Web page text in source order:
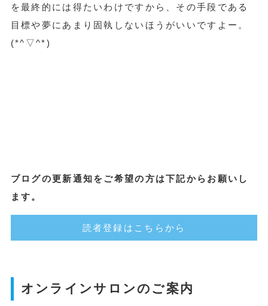
を最終的には得たいわけですから
、その手段である
目標や夢にあまり固執しないほうがいいですよー。
(*^▽^*)
ブログの更新通知をご希望の方は下記からお願いし
ます。
読者登録はこちらから
オンラインサロンのご案内